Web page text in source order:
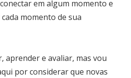
em algum momento e
momento de sua
aprender e avaliar, mas vou
por considerar que novas